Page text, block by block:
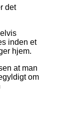
det
inden et
hjem.
at man
om